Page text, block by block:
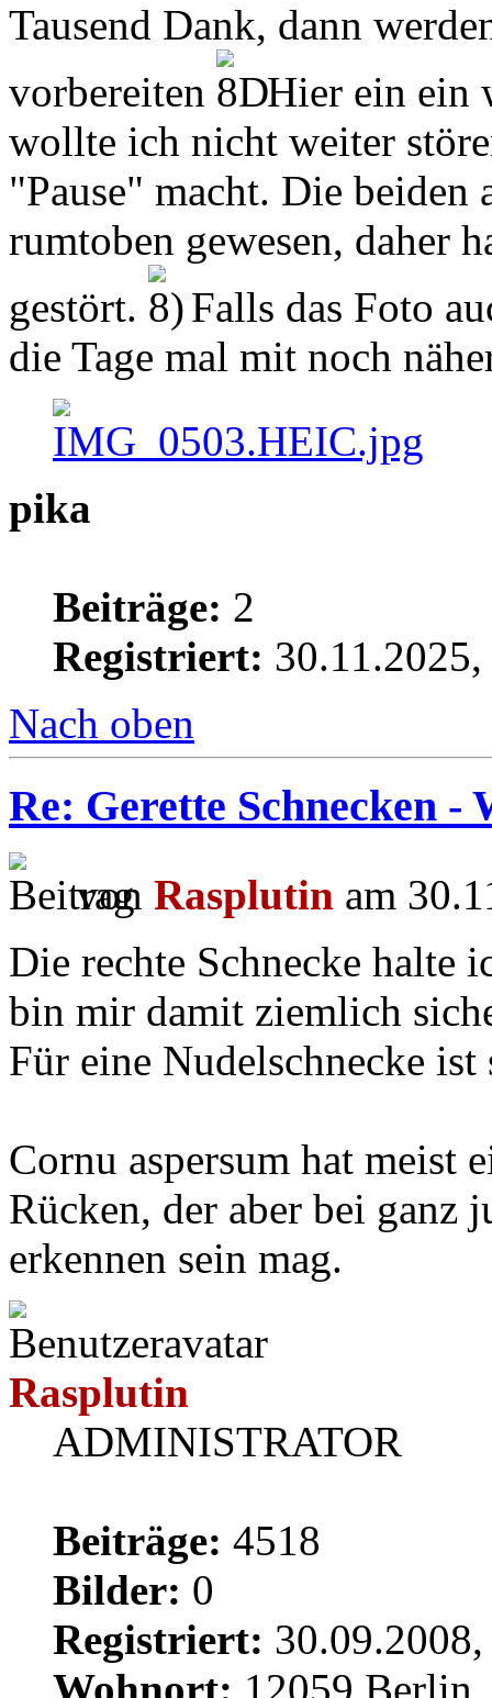
Tausend Dank, dann
vorbereiten
Hier ein ein
wollte ich nicht weiter
"Pause" macht. Die beiden
rumtoben gewesen, daher
gestört.
Falls das Foto
die Tage mal mit noch
pika
Beiträge: 2
Registriert:
Nach oben
Re: Gerette Schnecken
von Rasplutin am
Die rechte Schnecke halte
bin mir damit ziemlich
Für eine Nudelschnecke
Cornu aspersum hat meist
Rücken, der aber bei ganz
erkennen sein mag.
Rasplutin
ADMINISTRATOR
Beiträge: 4518
Bilder: 0
Registriert:
Wohnort: 12059 Berlin